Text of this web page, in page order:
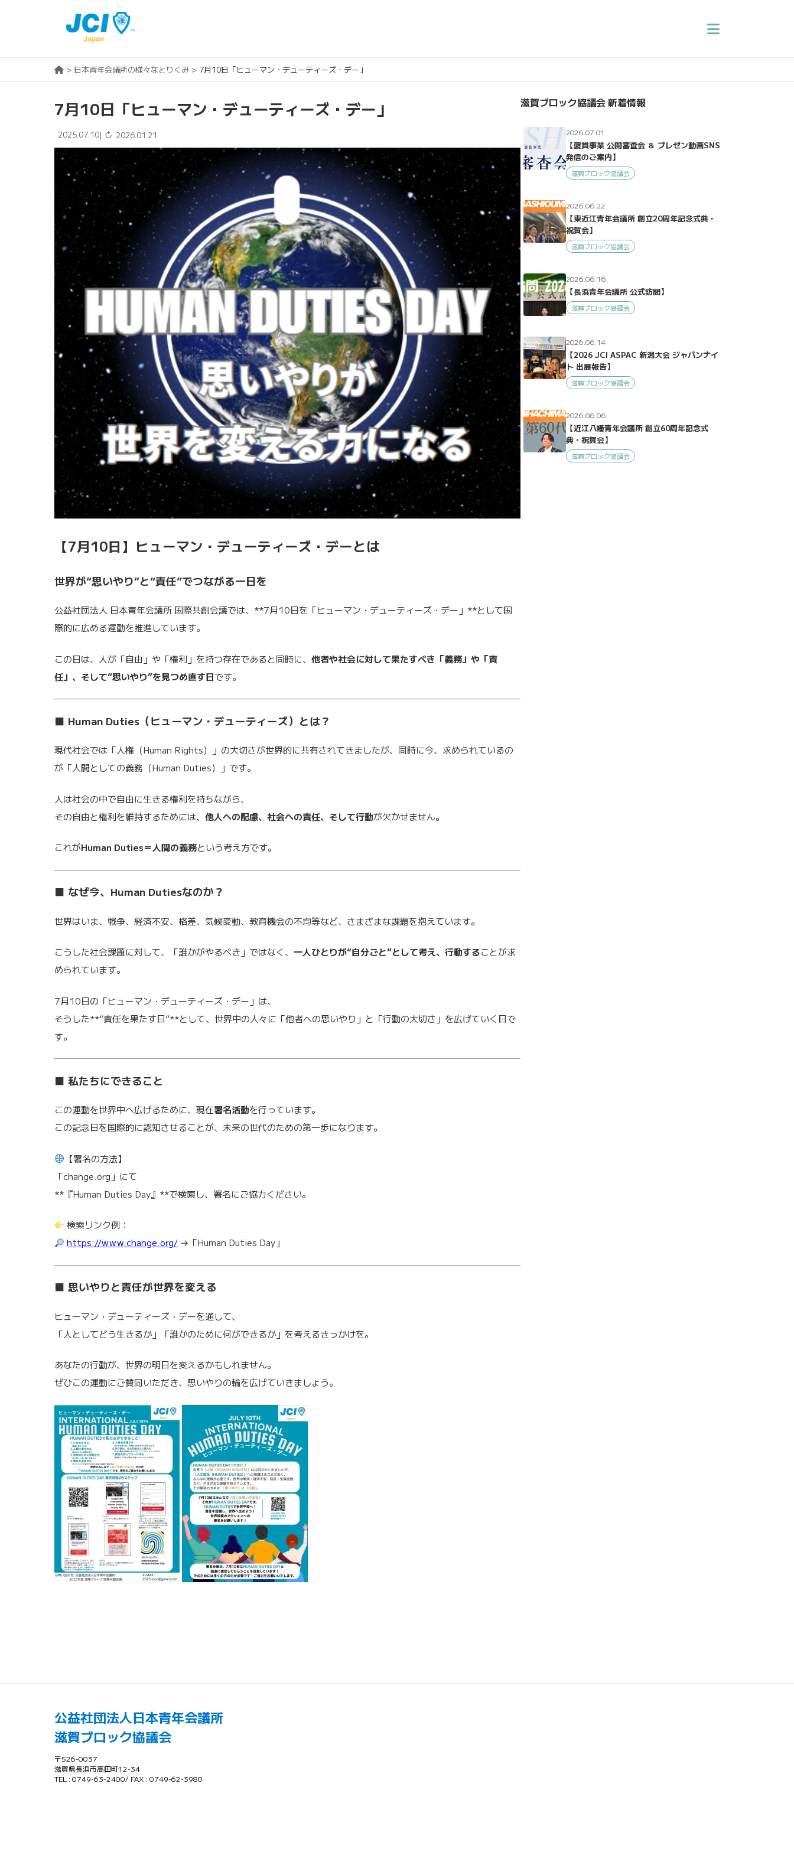
> 日本青年会議所の様々なとりくみ > 7月10日「ヒューマン・デューティーズ・デー」
7月10日「ヒューマン・デューティーズ・デー」
2025.07.10| ↻ 2026.01.21
【7月10日】ヒューマン・デューティーズ・デーとは
世界が“思いやり”と“責任”でつながる一日を
公益社団法人 日本青年会議所 国際共創会議では、**7月10日を「ヒューマン・デューティーズ・デー」**として国
際的に広める運動を推進しています。
この日は、人が「自由」や「権利」を持つ存在であると同時に、 他者や社会に対して果たすべき「義務」や「責
任」、そして“思いやり”を見つめ直す日です。
■ Human Duties（ヒューマン・デューティーズ）とは？
現代社会では「人権（Human Rights）」の大切さが世界的に共有されてきましたが、同時に今、求められているの
が「人間としての義務（Human Duties）」です。
人は社会の中で自由に生きる権利を持ちながら、
その自由と権利を維持するためには、 他人への配慮、社会への責任、そして行動が欠かせません。
これがHuman Duties＝人間の義務という考え方です。
■ なぜ今、Human Dutiesなのか？
世界はいま、戦争、経済不安、格差、気候変動、教育機会の不均等など、さまざまな課題を抱えています。
こうした社会課題に対して、「誰かがやるべき」ではなく、 一人ひとりが“自分ごと”として考え、行動することが求
められています。
7月10日の「ヒューマン・デューティーズ・デー」は、
そうした**“責任を果たす日”**として、世界中の人々に「他者への思いやり」と「行動の大切さ」を広げていく日で
す。
■ 私たちにできること
この運動を世界中へ広げるために、現在署名活動を行っています。
この記念日を国際的に認知させることが、未来の世代のための第一歩になります。
【署名の方法】
「change.org」にて
**『Human Duties Day』**で検索し、署名にご協力ください。
検索リンク例：
https://www.change.org/ →「Human Duties Day」
■ 思いやりと責任が世界を変える
ヒューマン・デューティーズ・デーを通して、
「人としてどう生きるか」「誰かのために何ができるか」を考えるきっかけを。
あなたの行動が、世界の明日を変えるかもしれません。
ぜひこの運動にご賛同いただき、思いやりの輪を広げていきましょう。
滋賀ブロック協議会 新着情報
2026.07.01
【褒賞事業 公開審査会 ＆ プレゼン動画SNS
発信のご案内】
滋賀ブロック協議会
2026.06.22
【東近江青年会議所 創立20周年記念式典・
祝賀会】
滋賀ブロック協議会
2026.06.16
【長浜青年会議所 公式訪問】
滋賀ブロック協議会
2026.06.14
【2026 JCI ASPAC 新潟大会 ジャパンナイ
ト 出展報告】
滋賀ブロック協議会
2026.06.06
【近江八幡青年会議所 創立60周年記念式
典・祝賀会】
滋賀ブロック協議会
公益社団法人日本青年会議所
滋賀ブロック協議会
〒526-0037
滋賀県長浜市高田町12-34
TEL : 0749-63-2400/ FAX : 0749-62-3980